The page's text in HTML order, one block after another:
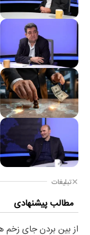
تبلیغات
مطالب پیشنهادی
از بین بردن جای زخم